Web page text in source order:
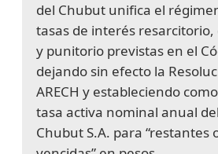
del Chubut unifica el
tasas de interés
y punitorio previstas en el
dejando sin efecto la
ARECH y estableciendo
tasa activa nominal anual
Chubut S.A. para “restantes